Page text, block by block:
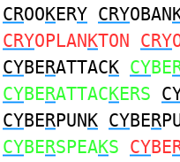
CROOKERY CRYOBAN
CRYOPLANKTON CRY
CYBERATTACK CYBE
CYBERATTACKERS
CYBERPUNK CYBER
CYBERSPEAKS CYBE